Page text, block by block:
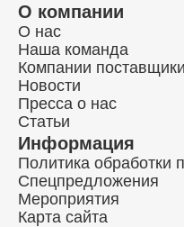
Информация
Политика обработки
Спецпредложения
Мероприятия
Карта сайта
О компании
О нас
Наша команда
Компании поставщики
Новости
Пресса о нас
Статьи